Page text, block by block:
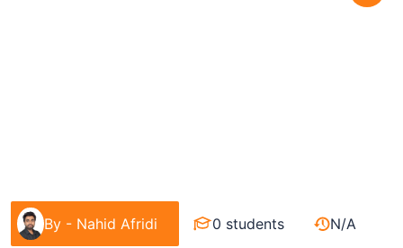
By - Nahid Afridi 0 students N/A